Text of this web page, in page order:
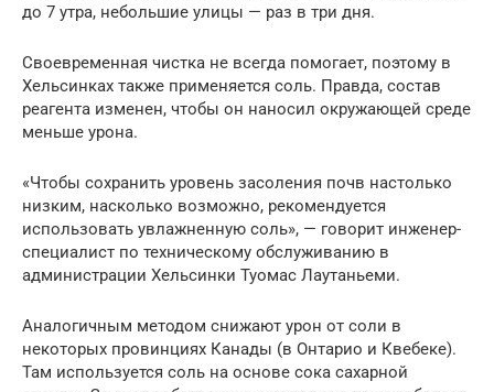
до 7 утра, небольшие улицы — раз в три дня.
Своевременная чистка не всегда помогает, поэтому в
Хельсинках также применяется соль. Правда, состав
реагента изменен, чтобы он наносил окружающей среде
меньше урона.
«Чтобы сохранить уровень засоления почв настолько
низким, насколько возможно, рекомендуется
использовать увлажненную соль», — говорит инженер-
специалист по техническому обслуживанию в
администрации Хельсинки Туомас Лаутаньеми.
Аналогичным методом снижают урон от соли в
некоторых провинциях Канады (в Онтарио и Квебеке).
Там используется соль на основе сока сахарной